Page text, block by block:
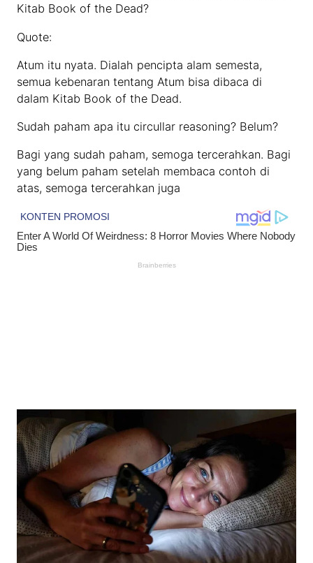
Kitab Book of the Dead?
Quote:
Atum itu nyata. Dialah pencipta alam semesta,
semua kebenaran tentang Atum bisa dibaca di
dalam Kitab Book of the Dead.
Sudah paham apa itu circullar reasoning? Belum?
Bagi yang sudah paham, semoga tercerahkan. Bagi
yang belum paham setelah membaca contoh di
atas, semoga tercerahkan juga